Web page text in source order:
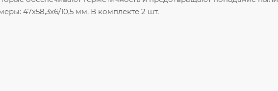
47x58,3x6/10,5 мм. В комплекте 2 шт.